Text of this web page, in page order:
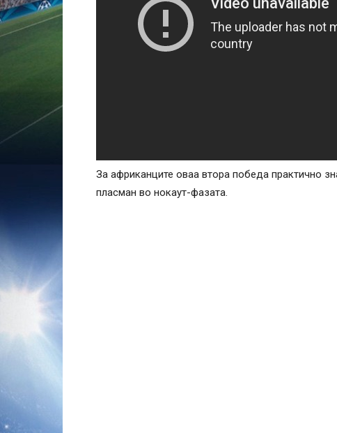
За африканците оваа втора победа практично
пласман во нокаут-фазата.